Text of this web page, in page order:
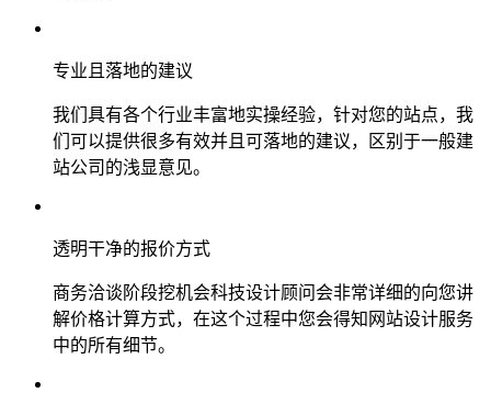
专业且落地的建议
我们具有各个行业丰富地实操经验，针对您的站点，我
们可以提供很多有效并且可落地的建议，区别于一般建
站公司的浅显意见。
透明干净的报价方式
商务洽谈阶段挖机会科技设计顾问会非常详细的向您讲
解价格计算方式，在这个过程中您会得知网站设计服务
中的所有细节。